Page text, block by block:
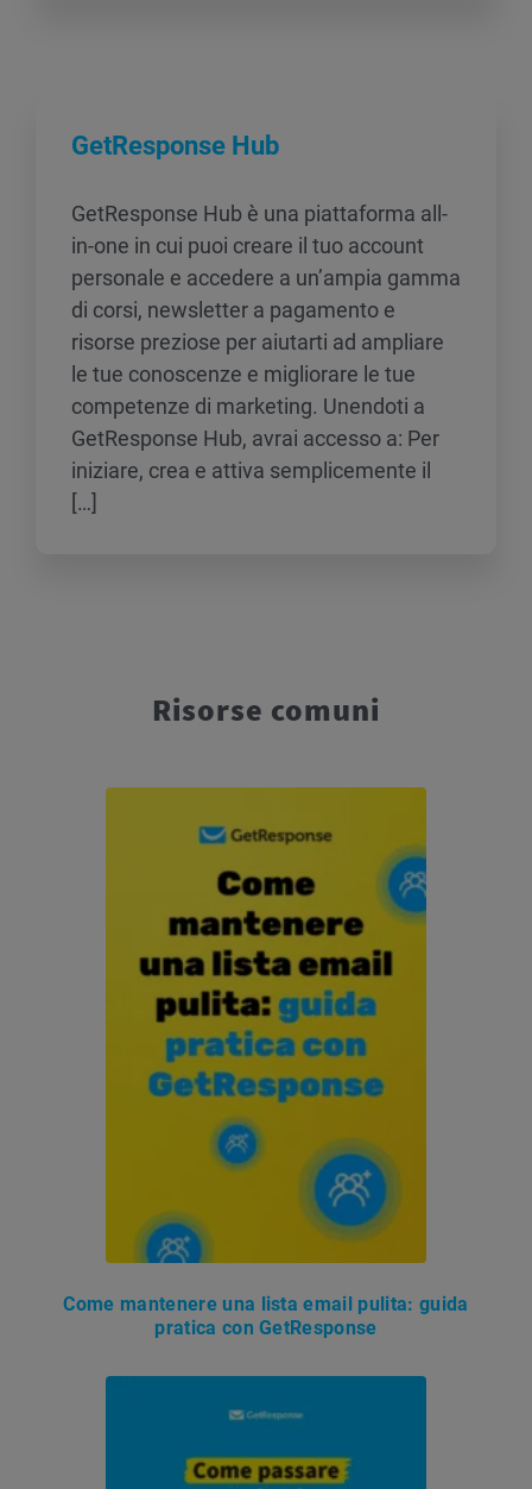
GetResponse Hub
GetResponse Hub è una piattaforma all-
in-one in cui puoi creare il tuo account
personale e accedere a un’ampia gamma
di corsi, newsletter a pagamento e
risorse preziose per aiutarti ad ampliare
le tue conoscenze e migliorare le tue
competenze di marketing. Unendoti a
GetResponse Hub, avrai accesso a: Per
iniziare, crea e attiva semplicemente il
[…]
Risorse comuni
Come mantenere una lista email pulita: guida
pratica con GetResponse